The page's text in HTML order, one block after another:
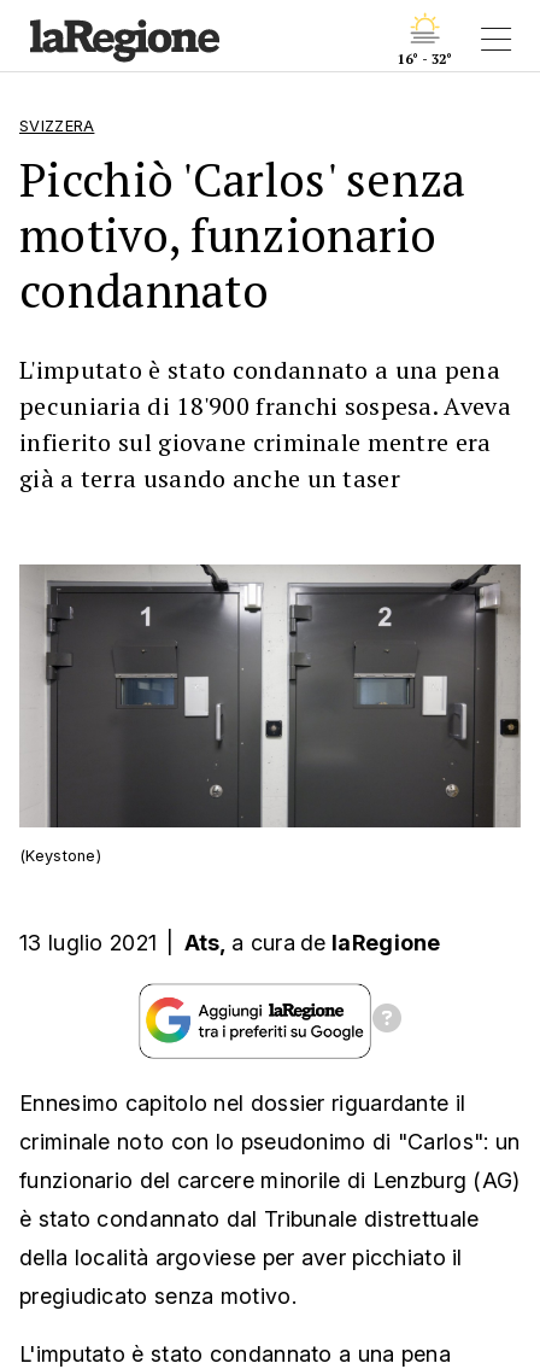
16° - 32°
SVIZZERA
Picchiò 'Carlos' senza
motivo, funzionario
condannato
L'imputato è stato condannato a una pena
pecuniaria di 18'900 franchi sospesa. Aveva
infierito sul giovane criminale mentre era
già a terra usando anche un taser
(Keystone)
13 luglio 2021 Ats, a cura de laRegione
Ennesimo capitolo nel dossier riguardante il
criminale noto con lo pseudonimo di "Carlos": un
funzionario del carcere minorile di Lenzburg (AG)
è stato condannato dal Tribunale distrettuale
della località argoviese per aver picchiato il
pregiudicato senza motivo.
L'imputato è stato condannato a una pena